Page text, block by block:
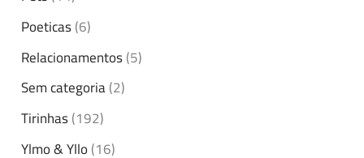
Poeticas(6)
Relacionamentos(5)
Sem categoria(2)
Tirinhas(192)
Ylmo & Yllo(16)